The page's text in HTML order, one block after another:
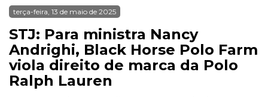
terça-feira, 13 de maio de 2025
STJ: Para ministra Nancy
Andrighi, Black Horse Polo Farm
viola direito de marca da Polo
Ralph Lauren